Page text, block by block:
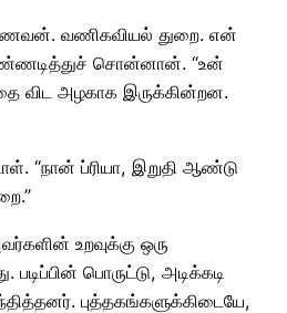
வணிகவியல் துறை. என்
சொன்னான். “உன்
விட அழகாக இருக்கின்றன.
“நான் ப்ரியா, இறுதி ஆண்டு
உறவுக்கு ஒரு
பொருட்டு, அடிக்கடி
புத்தகங்களுக்கிடையே,